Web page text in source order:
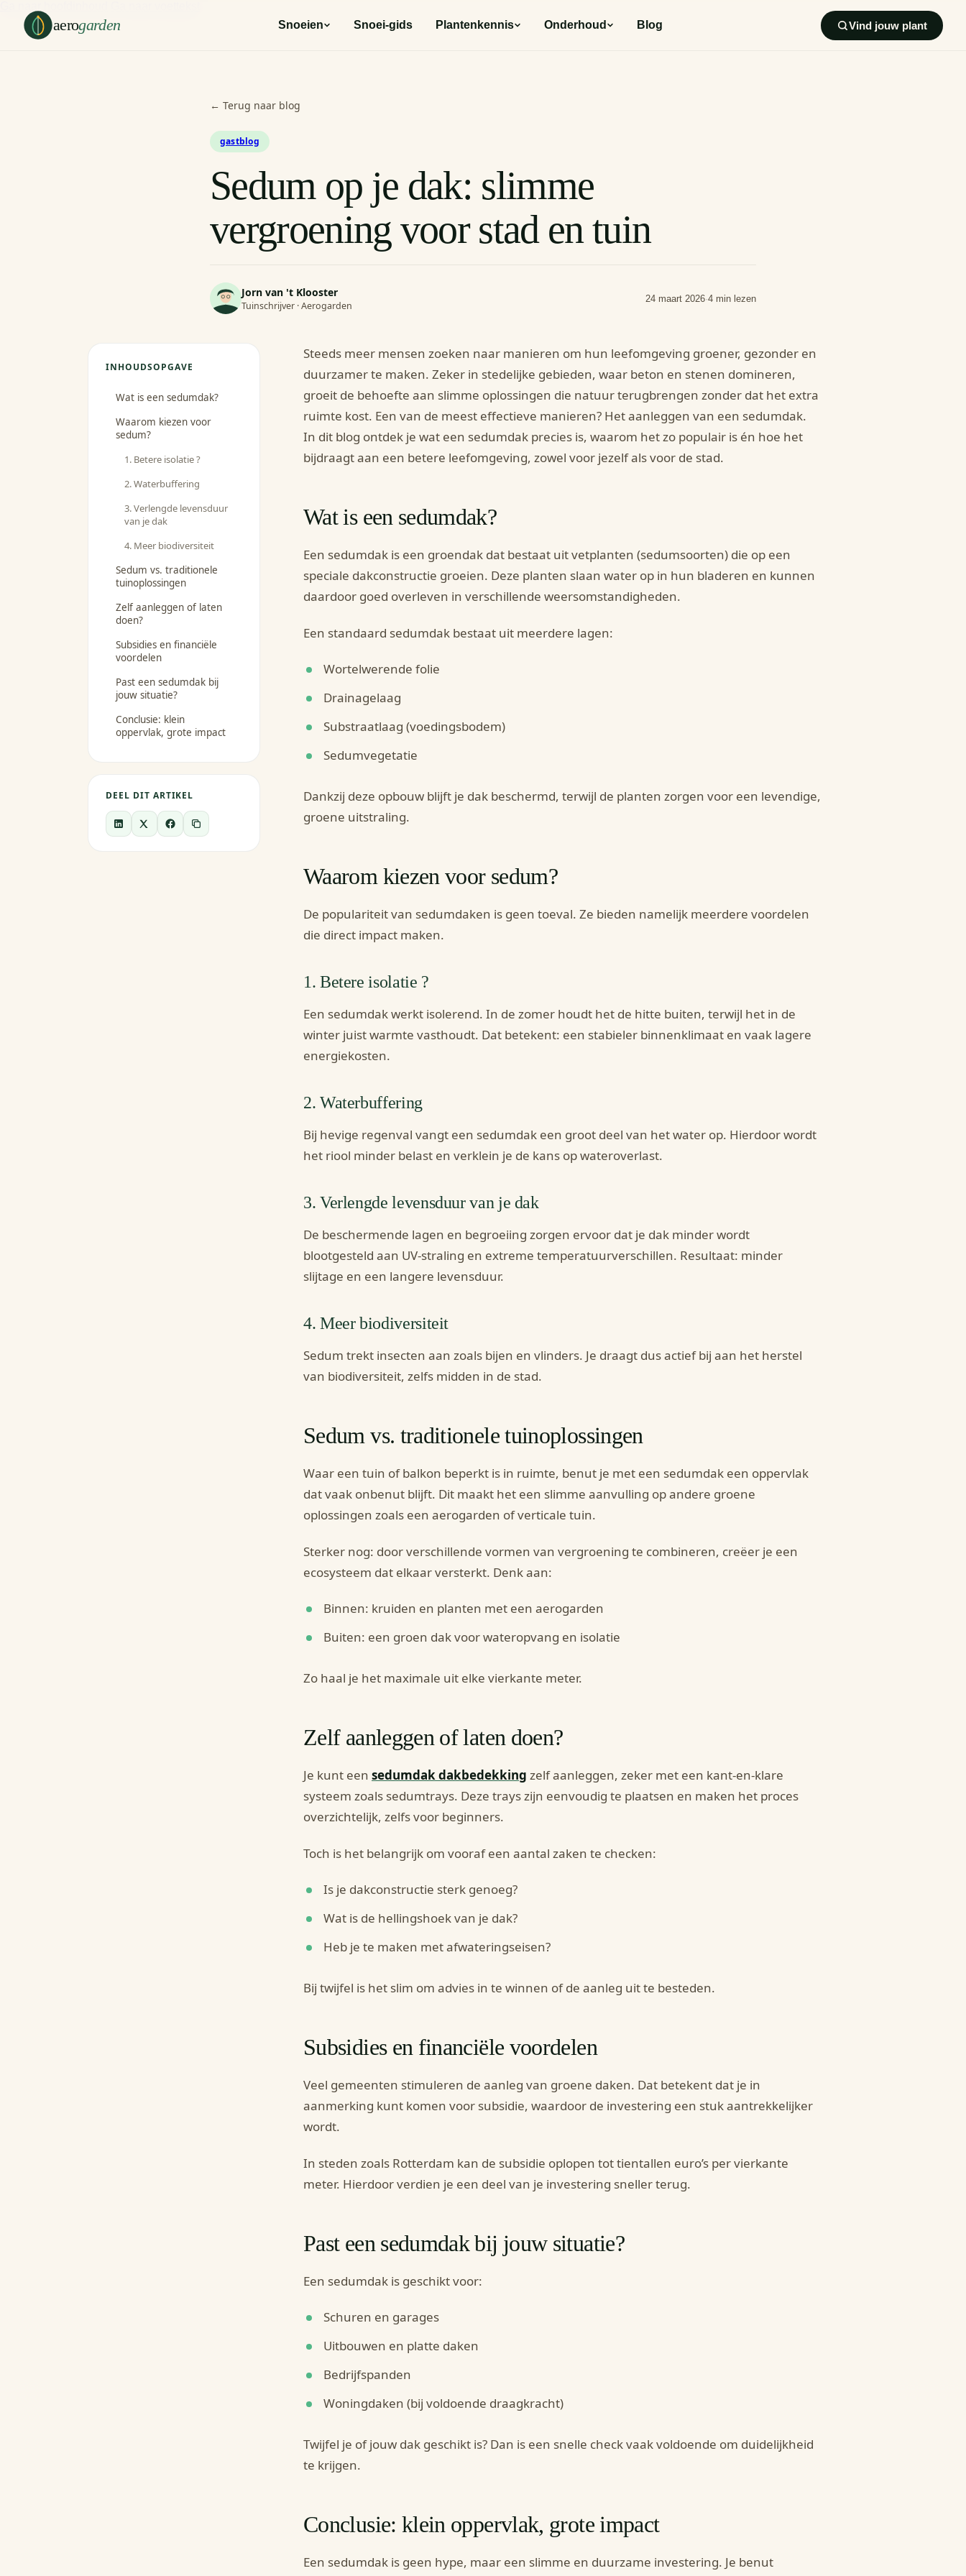
aerogarden Snoeien Snoei-gids Plantenkennis Onderhoud Blog Vind jouw plant
← Terug naar blog
gastblog
Sedum op je dak: slimme
vergroening voor stad en tuin
Jorn van 't Klooster
Tuinschrijver · Aerogarden
24 maart 2026·4 min lezen
INHOUDSOPGAVE
Wat is een sedumdak?
Waarom kiezen voor
sedum?
1. Betere isolatie ?
2. Waterbuffering
3. Verlengde levensduur
van je dak
4. Meer biodiversiteit
Sedum vs. traditionele
tuinoplossingen
Zelf aanleggen of laten
doen?
Subsidies en financiële
voordelen
Past een sedumdak bij
jouw situatie?
Conclusie: klein
oppervlak, grote impact
DEEL DIT ARTIKEL
Steeds meer mensen zoeken naar manieren om hun leefomgeving groener, gezonder en
duurzamer te maken. Zeker in stedelijke gebieden, waar beton en stenen domineren,
groeit de behoefte aan slimme oplossingen die natuur terugbrengen zonder dat het extra
ruimte kost. Een van de meest effectieve manieren? Het aanleggen van een sedumdak.
In dit blog ontdek je wat een sedumdak precies is, waarom het zo populair is én hoe het
bijdraagt aan een betere leefomgeving, zowel voor jezelf als voor de stad.
Wat is een sedumdak?
Een sedumdak is een groendak dat bestaat uit vetplanten (sedumsoorten) die op een
speciale dakconstructie groeien. Deze planten slaan water op in hun bladeren en kunnen
daardoor goed overleven in verschillende weersomstandigheden.
Een standaard sedumdak bestaat uit meerdere lagen:
Wortelwerende folie
Drainagelaag
Substraatlaag (voedingsbodem)
Sedumvegetatie
Dankzij deze opbouw blijft je dak beschermd, terwijl de planten zorgen voor een levendige,
groene uitstraling.
Waarom kiezen voor sedum?
De populariteit van sedumdaken is geen toeval. Ze bieden namelijk meerdere voordelen
die direct impact maken.
1. Betere isolatie ?
Een sedumdak werkt isolerend. In de zomer houdt het de hitte buiten, terwijl het in de
winter juist warmte vasthoudt. Dat betekent: een stabieler binnenklimaat en vaak lagere
energiekosten.
2. Waterbuffering
Bij hevige regenval vangt een sedumdak een groot deel van het water op. Hierdoor wordt
het riool minder belast en verklein je de kans op wateroverlast.
3. Verlengde levensduur van je dak
De beschermende lagen en begroeiing zorgen ervoor dat je dak minder wordt
blootgesteld aan UV-straling en extreme temperatuurverschillen. Resultaat: minder
slijtage en een langere levensduur.
4. Meer biodiversiteit
Sedum trekt insecten aan zoals bijen en vlinders. Je draagt dus actief bij aan het herstel
van biodiversiteit, zelfs midden in de stad.
Sedum vs. traditionele tuinoplossingen
Waar een tuin of balkon beperkt is in ruimte, benut je met een sedumdak een oppervlak
dat vaak onbenut blijft. Dit maakt het een slimme aanvulling op andere groene
oplossingen zoals een aerogarden of verticale tuin.
Sterker nog: door verschillende vormen van vergroening te combineren, creëer je een
ecosysteem dat elkaar versterkt. Denk aan:
Binnen: kruiden en planten met een aerogarden
Buiten: een groen dak voor wateropvang en isolatie
Zo haal je het maximale uit elke vierkante meter.
Zelf aanleggen of laten doen?
Je kunt een sedumdak dakbedekking zelf aanleggen, zeker met een kant-en-klare
systeem zoals sedumtrays. Deze trays zijn eenvoudig te plaatsen en maken het proces
overzichtelijk, zelfs voor beginners.
Toch is het belangrijk om vooraf een aantal zaken te checken:
Is je dakconstructie sterk genoeg?
Wat is de hellingshoek van je dak?
Heb je te maken met afwateringseisen?
Bij twijfel is het slim om advies in te winnen of de aanleg uit te besteden.
Subsidies en financiële voordelen
Veel gemeenten stimuleren de aanleg van groene daken. Dat betekent dat je in
aanmerking kunt komen voor subsidie, waardoor de investering een stuk aantrekkelijker
wordt.
In steden zoals Rotterdam kan de subsidie oplopen tot tientallen euro’s per vierkante
meter. Hierdoor verdien je een deel van je investering sneller terug.
Past een sedumdak bij jouw situatie?
Een sedumdak is geschikt voor:
Schuren en garages
Uitbouwen en platte daken
Bedrijfspanden
Woningdaken (bij voldoende draagkracht)
Twijfel je of jouw dak geschikt is? Dan is een snelle check vaak voldoende om duidelijkheid
te krijgen.
Conclusie: klein oppervlak, grote impact
Een sedumdak is geen hype, maar een slimme en duurzame investering. Je benut